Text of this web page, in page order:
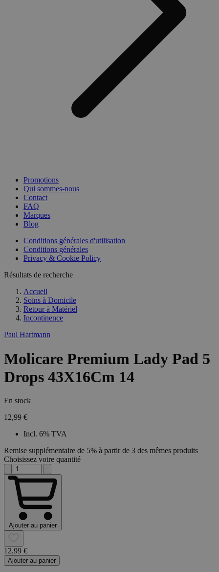
Promotions
Qui sommes-nous
Contact
FAQ
Marques
Blog
Conditions générales d'utilisation
Conditions générales
Privacy & Cookie Policy
Résultats de recherche
Accueil
Soins à Domicile
Retour à Matériel
Incontinence
Paul Hartmann
Molicare Premium Lady Pad 5
Drops 43X16Cm 14
En stock
12,99 €
Incl. 6% TVA
Remise supplémentaire de 5% à partir de 3 des mêmes produits
Choisissez votre quantité
Ajouter au panier
12,99 €
Ajouter au panier